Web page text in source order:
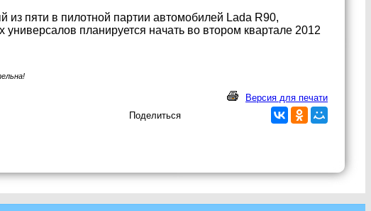
пяти в пилотной партии автомобилей Lada R90,
планируется начать во втором квартале 2012
Версия для печати
Поделиться